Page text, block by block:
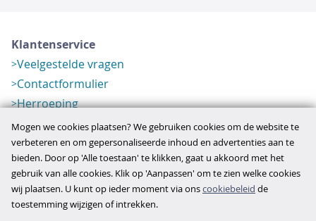
Klantenservice
Veelgestelde vragen
Contactformulier
Herroeping
Over ons
Bedrijfsgegevens
Werkwijze
Overzichten
Verlopen aanbod
Mogen we cookies plaatsen? We gebruiken cookies om de website te
verbeteren en om gepersonaliseerde inhoud en advertenties aan te
bieden. Door op 'Alle toestaan' te klikken, gaat u akkoord met het
gebruik van alle cookies. Klik op 'Aanpassen' om te zien welke cookies
wij plaatsen. U kunt op ieder moment via onscookiebeleid de
toestemming wijzigen of intrekken.